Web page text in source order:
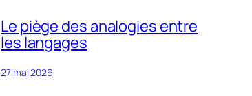
Le piège des analogies entre
les langages
27 mai 2026